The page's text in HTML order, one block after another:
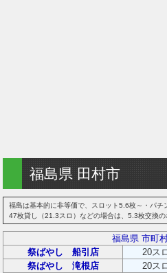
福島県 田村市
福島は基本的に非等価で、スロット5.6枚～・パ
47枚貸し（21.3スロ）などの場合は、5.3枚交換
福島県 市町
祭ばやし 船引店
20ス
祭ばやし 滝根店
20ス